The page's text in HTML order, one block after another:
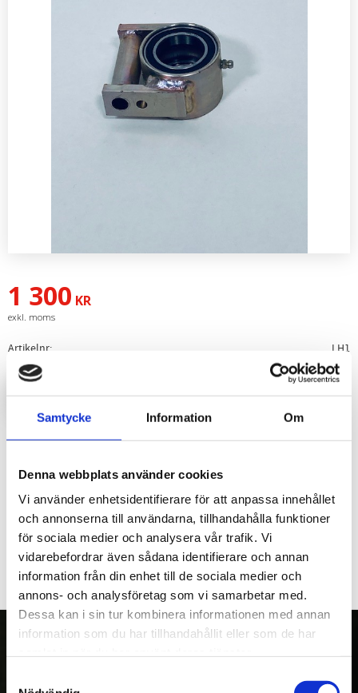
Samtycke Information Om
Denna webbplats använder cookies
Vi använder enhetsidentifierare för att anpassa innehållet
och annonserna till användarna, tillhandahålla funktioner
för sociala medier och analysera vår trafik. Vi
vidarebefordrar även sådana identifierare och annan
information från din enhet till de sociala medier och
annons- och analysföretag som vi samarbetar med.
Dessa kan i sin tur kombinera informationen med annan
information som du har tillhandahållit eller som de har
1 300 KR
Artikelnr LH1
LOGGA IN FÖR ATT HANDLA
Komplett lagerhus till drivrulle med lager som passar 35mm axel
Det som skiljer när det är torn är att det inte finns någon
svetsad rörhylsa.